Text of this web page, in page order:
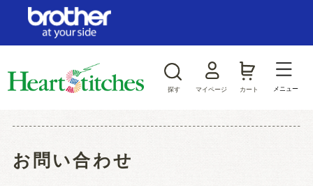
探す マイページ カート メニュー
お問い合わせ
ログイン/新規会員登録
ジャンルから探す